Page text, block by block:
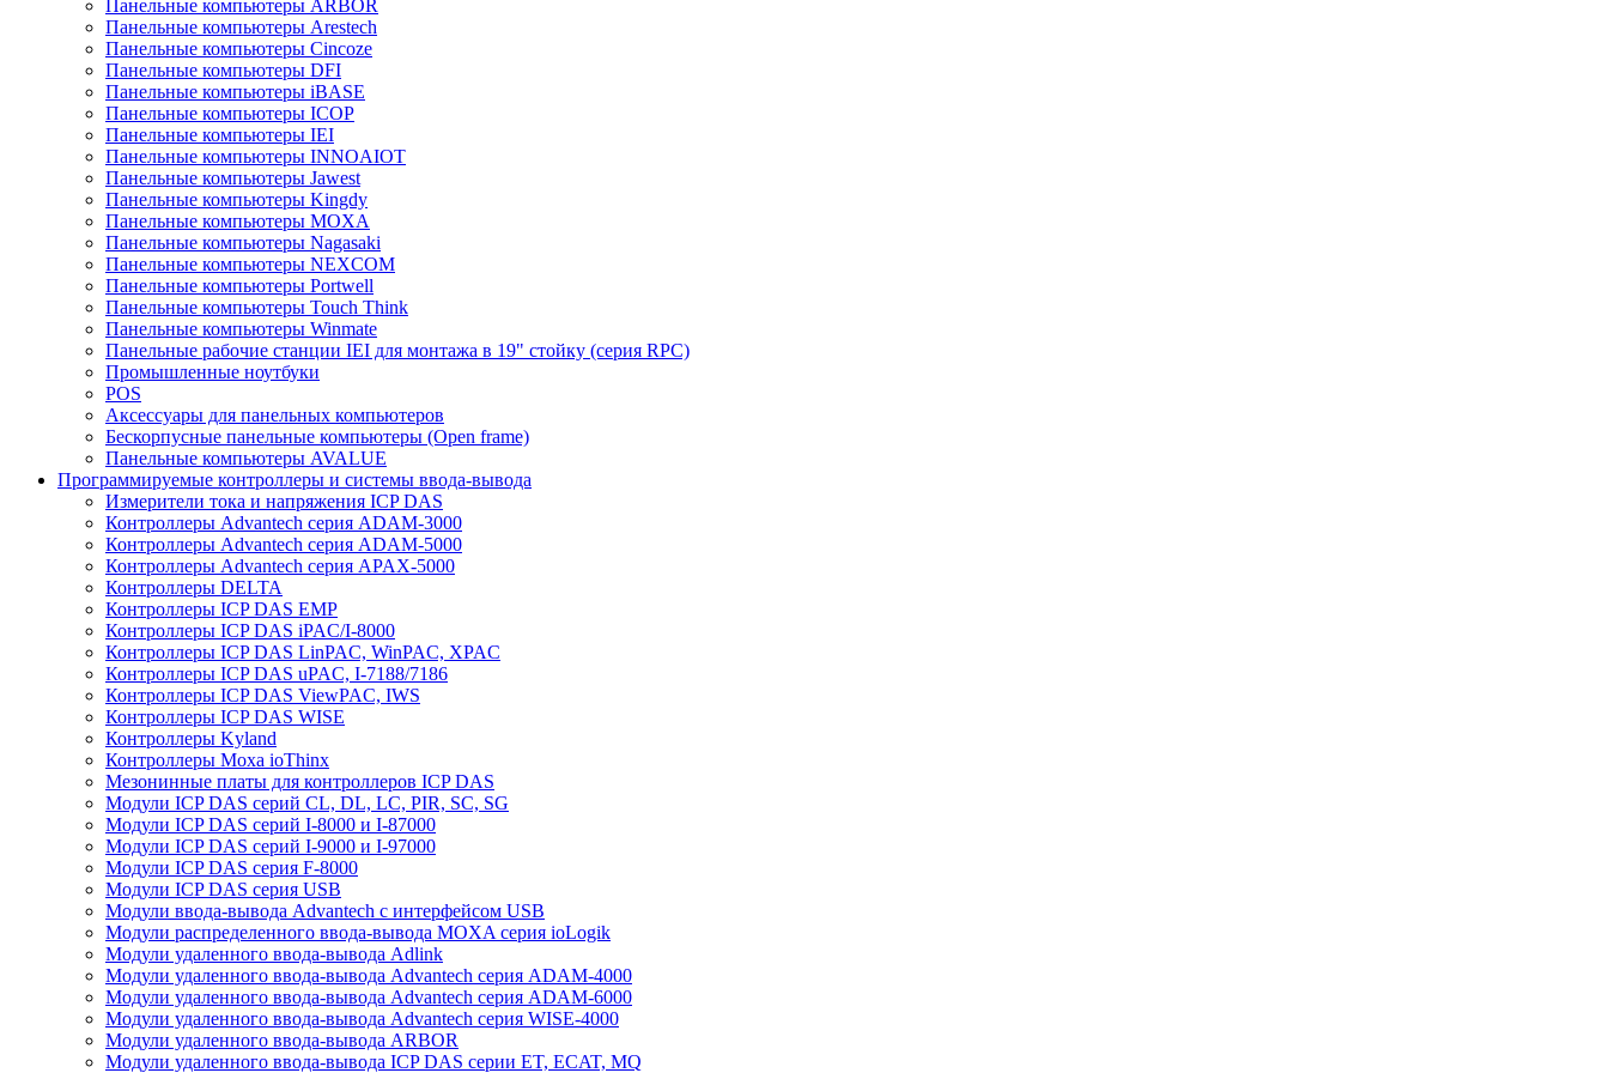
Панельные компьютеры ARBOR
Панельные компьютеры Arestech
Панельные компьютеры Cincoze
Панельные компьютеры DFI
Панельные компьютеры iBASE
Панельные компьютеры ICOP
Панельные компьютеры IEI
Панельные компьютеры INNOAIOT
Панельные компьютеры Jawest
Панельные компьютеры Kingdy
Панельные компьютеры MOXA
Панельные компьютеры Nagasaki
Панельные компьютеры NEXCOM
Панельные компьютеры Portwell
Панельные компьютеры Touch Think
Панельные компьютеры Winmate
Панельные рабочие станции IEI для монтажа в 19" стойку (серия RPC)
Промышленные ноутбуки
POS
Аксессуары для панельных компьютеров
Бескорпусные панельные компьютеры (Open frame)
Панельные компьютеры AVALUE
Программируемые контроллеры и системы ввода-вывода
Измерители тока и напряжения ICP DAS
Контроллеры Advantech серия ADAM-3000
Контроллеры Advantech серия ADAM-5000
Контроллеры Advantech серия APAX-5000
Контроллеры DELTA
Контроллеры ICP DAS EMP
Контроллеры ICP DAS iPAC/I-8000
Контроллеры ICP DAS LinPAC, WinPAC, XPAC
Контроллеры ICP DAS uPAC, I-7188/7186
Контроллеры ICP DAS ViewPAC, IWS
Контроллеры ICP DAS WISE
Контроллеры Kyland
Контроллеры Moxa ioThinx
Мезонинные платы для контроллеров ICP DAS
Модули ICP DAS серий CL, DL, LC, PIR, SC, SG
Модули ICP DAS серий I-8000 и I-87000
Модули ICP DAS серий I-9000 и I-97000
Модули ICP DAS серия F-8000
Модули ICP DAS серия USB
Модули ввода-вывода Advantech с интерфейсом USB
Модули распределенного ввода-вывода MOXA серия ioLogik
Модули удаленного ввода-вывода Adlink
Модули удаленного ввода-вывода Advantech серия ADAM-4000
Модули удаленного ввода-вывода Advantech серия ADAM-6000
Модули удаленного ввода-вывода Advantech серия WISE-4000
Модули удаленного ввода-вывода ARBOR
Модули удаленного ввода-вывода ICP DAS серии ET, ECAT, MQ